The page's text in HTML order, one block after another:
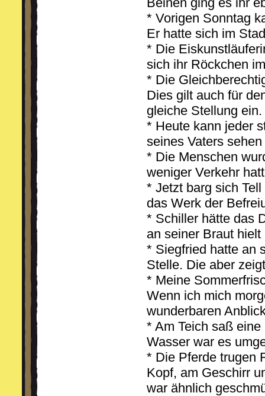
* Vorigen Sonntag
Er hatte sich im
* Die
sich ihr Röckchen
* Die
Dies gilt auch für
gleiche Stellung ein.
* Heute kann jeder
seines Vaters
* Die Menschen
weniger Verkehr
* Jetzt barg sich
das Werk der
* Schiller hätte das
an seiner Braut
* Siegfried hatte an
Stelle. Die aber
* Meine
Wenn ich mich
wunderbaren
* Am Teich saß
Wasser war es
* Die Pferde trugen
Kopf, am Geschirr
war ähnlich